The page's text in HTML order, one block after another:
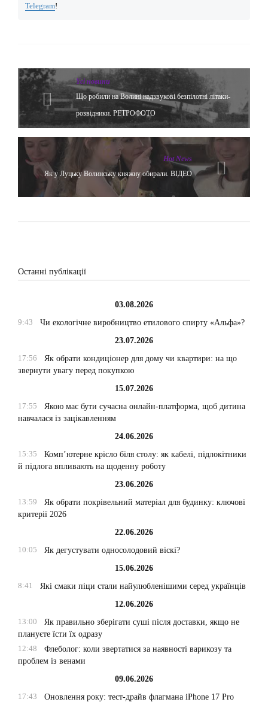
Telegram!
Yсі новини
Що робили на Волині надзвукові безпілотні літаки-
розвідники. РЕТРОФОТО
Hot News
Як у Луцьку Волинську княжну обирали. ВІДЕО
Останні публікації
03.08.2026
9:43
Чи екологічне виробництво етилового спирту «Альфа»?
23.07.2026
17:56
Як обрати кондиціонер для дому чи квартири: на що
звернути увагу перед покупкою
15.07.2026
17:55
Якою має бути сучасна онлайн-платформа, щоб дитина
навчалася із зацікавленням
24.06.2026
15:35
Комп’ютерне крісло біля столу: як кабелі, підлокітники
й підлога впливають на щоденну роботу
23.06.2026
13:59
Як обрати покрівельний матеріал для будинку: ключові
критерії 2026
22.06.2026
10:05
Як дегустувати односолодовий віскі?
15.06.2026
8:41
Які смаки піци стали найулюбленішими серед українців
12.06.2026
13:00
Як правильно зберігати суші після доставки, якщо не
плануєте їсти їх одразу
12:48
Флеболог: коли звертатися за наявності варикозу та
проблем із венами
09.06.2026
17:43
Оновлення року: тест-драйв флагмана iPhone 17 Pro